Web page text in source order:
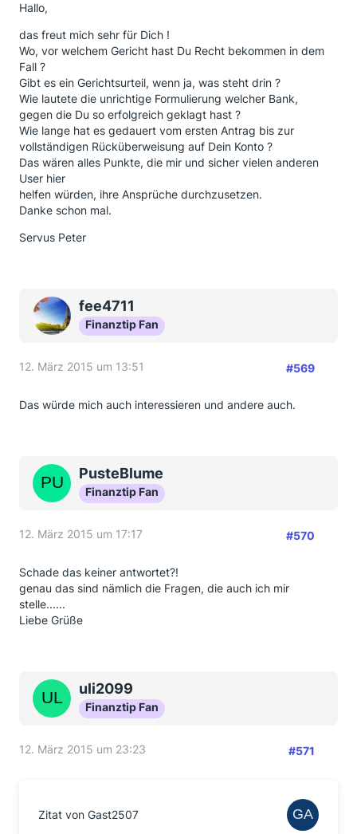
Hallo,
das freut mich sehr für Dich !
Wo, vor welchem Gericht hast Du Recht bekommen in dem
Fall ?
Gibt es ein Gerichtsurteil, wenn ja, was steht drin ?
Wie lautete die unrichtige Formulierung welcher Bank,
gegen die Du so erfolgreich geklagt hast ?
Wie lange hat es gedauert vom ersten Antrag bis zur
vollständigen Rücküberweisung auf Dein Konto ?
Das wären alles Punkte, die mir und sicher vielen anderen
User hier
helfen würden, ihre Ansprüche durchzusetzen.
Danke schon mal.
Servus Peter
fee4711
Finanztip Fan
12. März 2015 um 13:51 #569
Das würde mich auch interessieren und andere auch.
PusteBlume
Finanztip Fan
12. März 2015 um 17:17 #570
Schade das keiner antwortet?!
genau das sind nämlich die Fragen, die auch ich mir
stelle......
Liebe Grüße
uli2099
Finanztip Fan
12. März 2015 um 23:23 #571
Zitat von Gast2507